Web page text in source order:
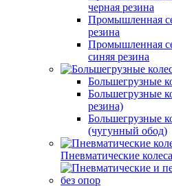
черная резина
Промышленная
резина
Промышленная
синяя резина
Большегрузные
Большегрузные
резина)
Большегрузные
(чугунный обод)
Пневматические